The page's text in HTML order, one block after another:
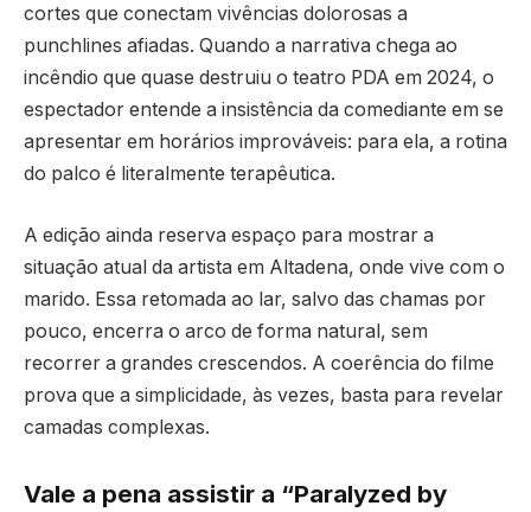
cortes que conectam vivências dolorosas a
punchlines afiadas. Quando a narrativa chega ao
incêndio que quase destruiu o teatro PDA em 2024, o
espectador entende a insistência da comediante em se
apresentar em horários improváveis: para ela, a rotina
do palco é literalmente terapêutica.
A edição ainda reserva espaço para mostrar a
situação atual da artista em Altadena, onde vive com o
marido. Essa retomada ao lar, salvo das chamas por
pouco, encerra o arco de forma natural, sem
recorrer a grandes crescendos. A coerência do filme
prova que a simplicidade, às vezes, basta para revelar
camadas complexas.
Vale a pena assistir a “Paralyzed by